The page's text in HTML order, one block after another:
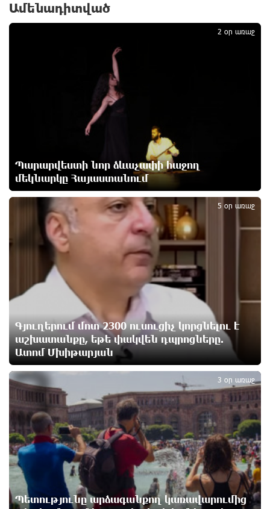
Վրաստանում պետական ​​պաշտոնյային կաշառելու
փորձի համար քաղաքացի է ձերբակալվել
ՌԴ-ն պատրաստ է շարունակել Հայաստանի
երկաթուղիների կոնցեսիոն կառավարումը.
Հայաստանի բնակչության թիվը շուրջ 7 հազարով
ավելացել է
Իսրայելի ՊԲ-ն հարձակվել է Լիբանանում
«Հըզբոլլահ»-ի հրամանատարական կետերի և
պահեստների վրա
«Ռեալ Մադրիդ»-ն ու «ՌԲ Լայպցիգը»
համաձայնության են եկել Յան Դիոմանդեի
տրանսֆերի վերաբերյալ
8 ժամ առաջ
Այսօրվա կառավարությունը ուսանողներին
առաջարկում է պահանջարկ չունեցող
մասնագիտություններ. Ատոմ Մխիթարյան
8 ժամ առաջ
Հայրենիքը փոքրանում է մեր աչքերի առաջ․
ազգային ողբերգություն է․ Ավետիք Չալաբյան
9 ժամ առաջ
Սամվել Կարապետյանը «ամբողջ հայության
խայտառակություն» է անվանել Ամենայն Հայոց
Ամենադիտված
Պարարվեստի նոր ձևաչափի հաջող
մեկնարկը Հայաստանում
2 օր առաջ
1
Գյուղերում մոտ 2300 ուսուցիչ կորցնելու է
աշխատանքը, եթե փակվեն դպրոցները.
Ատոմ Մխիթարյան
5 օր առաջ
2
Պետությունը արձագանքող կառավարումից
3 օր առաջ
3